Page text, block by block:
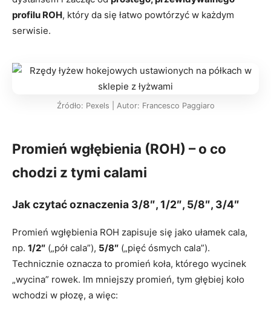
profilu ROH, który da się łatwo powtórzyć w każdym
serwisie.
Źródło: Pexels | Autor: Francesco Paggiaro
Promień wgłębienia (ROH) – o co
chodzi z tymi calami
Jak czytać oznaczenia 3/8″, 1/2″, 5/8″, 3/4″
Promień wgłębienia ROH zapisuje się jako ułamek cala,
np. 1/2″ („pół cala”), 5/8″ („pięć ósmych cala”).
Technicznie oznacza to promień koła, którego wycinek
„wycina” rowek. Im mniejszy promień, tym głębiej koło
wchodzi w płozę, a więc: